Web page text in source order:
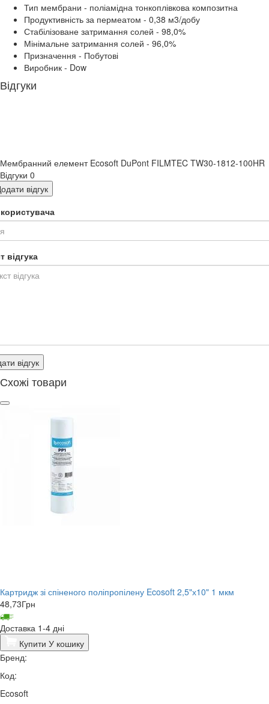
Тип мембрани - поліамідна тонкоплівкова композитна
Продуктивність за пермеатом - 0,38 м3/добу
Стабілізоване затримання солей - 98,0%
Мінімальне затримання солей - 96,0%
Призначення - Побутові
Виробник - Dow
Відгуки
Мембранний елемент Ecosoft DuPont FILMTEC TW30-1812-100HR
Відгуки 0
відгук
відгука
відгук
Схожі товари
Картридж зі спіненого поліпропілену Ecosoft 2,5"х10" 1 мкм
48,73Грн
Доставка 1-4 дні
Купити У кошику
Бренд:
Код:
Ecosoft